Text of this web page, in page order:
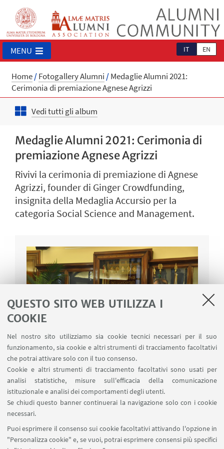
QUESTO SITO WEB UTILIZZA I
COOKIE
Nel nostro sito utilizziamo sia cookie tecnici necessari per il suo
funzionamento, sia cookie e altri strumenti di tracciamento facoltativi
che potrai attivare solo con il tuo consenso.
Cookie e altri strumenti di tracciamento facoltativi sono usati per
analisi statistiche, misure sull'efficacia della comunicazione
istituzionale e analisi dei comportamenti degli utenti.
Se chiudi questo banner continuerai la navigazione solo con i cookie
necessari.
Puoi esprimere il consenso sui cookie facoltativi attivando l'opzione in
"Personalizza cookie" e, se vuoi, potrai esprimere consensi più specifici
IT EN
MENU
Home/Fotogallery Alumni /Medaglie Alumni 2021:
Cerimonia di premiazione Agnese Agrizzi
Vedi tutti gli album
Medaglie Alumni 2021: Cerimonia di
premiazione Agnese Agrizzi
Rivivi la cerimonia di premiazione di Agnese
Agrizzi, founder di Ginger Crowdfunding,
insignita della Medaglia Accursio per la
categoria Social Science and Management.
Via Marsala 49
alumni@unibo.it